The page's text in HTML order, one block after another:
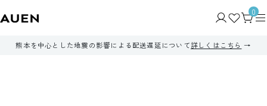
0
熊本を中心とした地震の影響による配送遅延について詳しくはこちら